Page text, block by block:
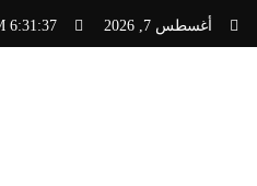
التجاوز
أغسطس 7, 2026 6:31:39 AM